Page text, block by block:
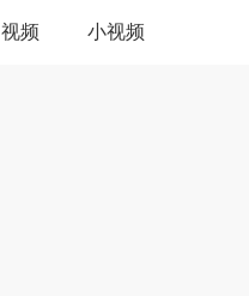
视频 小视频